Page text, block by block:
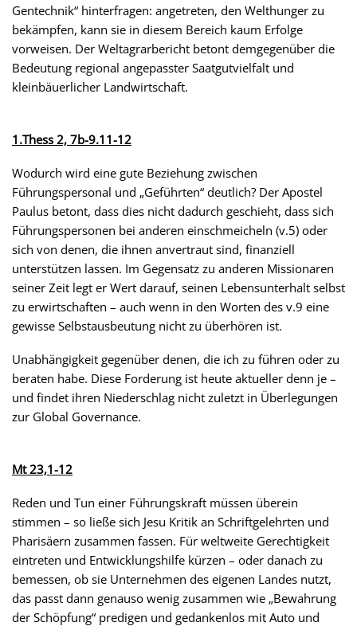
Gentechnik“ hinterfragen: angetreten, den Welthunger zu
bekämpfen, kann sie in diesem Bereich kaum Erfolge
vorweisen. Der Weltagrarbericht betont demgegenüber die
Bedeutung regional angepasster Saatgutvielfalt und
kleinbäuerlicher Landwirtschaft.
1.Thess 2, 7b-9.11-12
Wodurch wird eine gute Beziehung zwischen
Führungspersonal und „Geführten“ deutlich? Der Apostel
Paulus betont, dass dies nicht dadurch geschieht, dass sich
Führungspersonen bei anderen einschmeicheln (v.5) oder
sich von denen, die ihnen anvertraut sind, finanziell
unterstützen lassen. Im Gegensatz zu anderen Missionaren
seiner Zeit legt er Wert darauf, seinen Lebensunterhalt selbst
zu erwirtschaften – auch wenn in den Worten des v.9 eine
gewisse Selbstausbeutung nicht zu überhören ist.
Unabhängigkeit gegenüber denen, die ich zu führen oder zu
beraten habe. Diese Forderung ist heute aktueller denn je –
und findet ihren Niederschlag nicht zuletzt in Überlegungen
zur Global Governance.
Mt 23,1-12
Reden und Tun einer Führungskraft müssen überein
stimmen – so ließe sich Jesu Kritik an Schriftgelehrten und
Pharisäern zusammen fassen. Für weltweite Gerechtigkeit
eintreten und Entwicklungshilfe kürzen – oder danach zu
bemessen, ob sie Unternehmen des eigenen Landes nutzt,
das passt dann genauso wenig zusammen wie „Bewahrung
der Schöpfung“ predigen und gedankenlos mit Auto und